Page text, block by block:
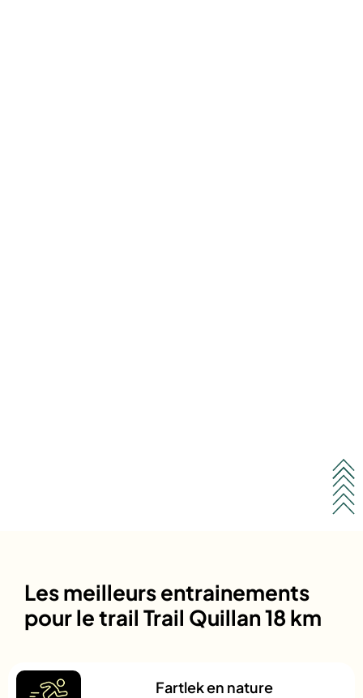
Les meilleurs entrainements
pour le trail Trail Quillan 18 km
Fartlek en nature